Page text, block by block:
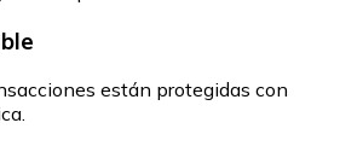
están protegidas con